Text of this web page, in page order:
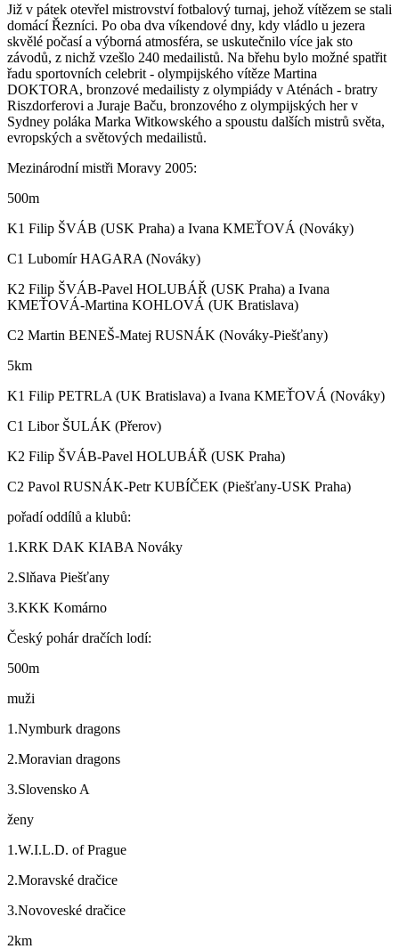
Již v pátek otevřel mistrovství fotbalový turnaj, jehož vítězem se stali
domácí Řezníci. Po oba dva víkendové dny, kdy vládlo u jezera
skvělé počasí a výborná atmosféra, se uskutečnilo více jak sto
závodů, z nichž vzešlo 240 medailistů. Na břehu bylo možné spatřit
řadu sportovních celebrit - olympijského vítěze Martina
DOKTORA, bronzové medailisty z olympiády v Aténách - bratry
Riszdorferovi a Juraje Baču, bronzového z olympijských her v
Sydney poláka Marka Witkowského a spoustu dalších mistrů světa,
evropských a světových medailistů.
Mezinárodní mistři Moravy 2005:
500m
K1 Filip ŠVÁB (USK Praha) a Ivana KMEŤOVÁ (Nováky)
C1 Lubomír HAGARA (Nováky)
K2 Filip ŠVÁB-Pavel HOLUBÁŘ (USK Praha) a Ivana
KMEŤOVÁ-Martina KOHLOVÁ (UK Bratislava)
C2 Martin BENEŠ-Matej RUSNÁK (Nováky-Piešťany)
5km
K1 Filip PETRLA (UK Bratislava) a Ivana KMEŤOVÁ (Nováky)
C1 Libor ŠULÁK (Přerov)
K2 Filip ŠVÁB-Pavel HOLUBÁŘ (USK Praha)
C2 Pavol RUSNÁK-Petr KUBÍČEK (Piešťany-USK Praha)
pořadí oddílů a klubů:
1.KRK DAK KIABA Nováky
2.Slňava Piešťany
3.KKK Komárno
Český pohár dračích lodí:
500m
muži
1.Nymburk dragons
2.Moravian dragons
3.Slovensko A
ženy
1.W.I.L.D. of Prague
2.Moravské dračice
3.Novoveské dračice
2km